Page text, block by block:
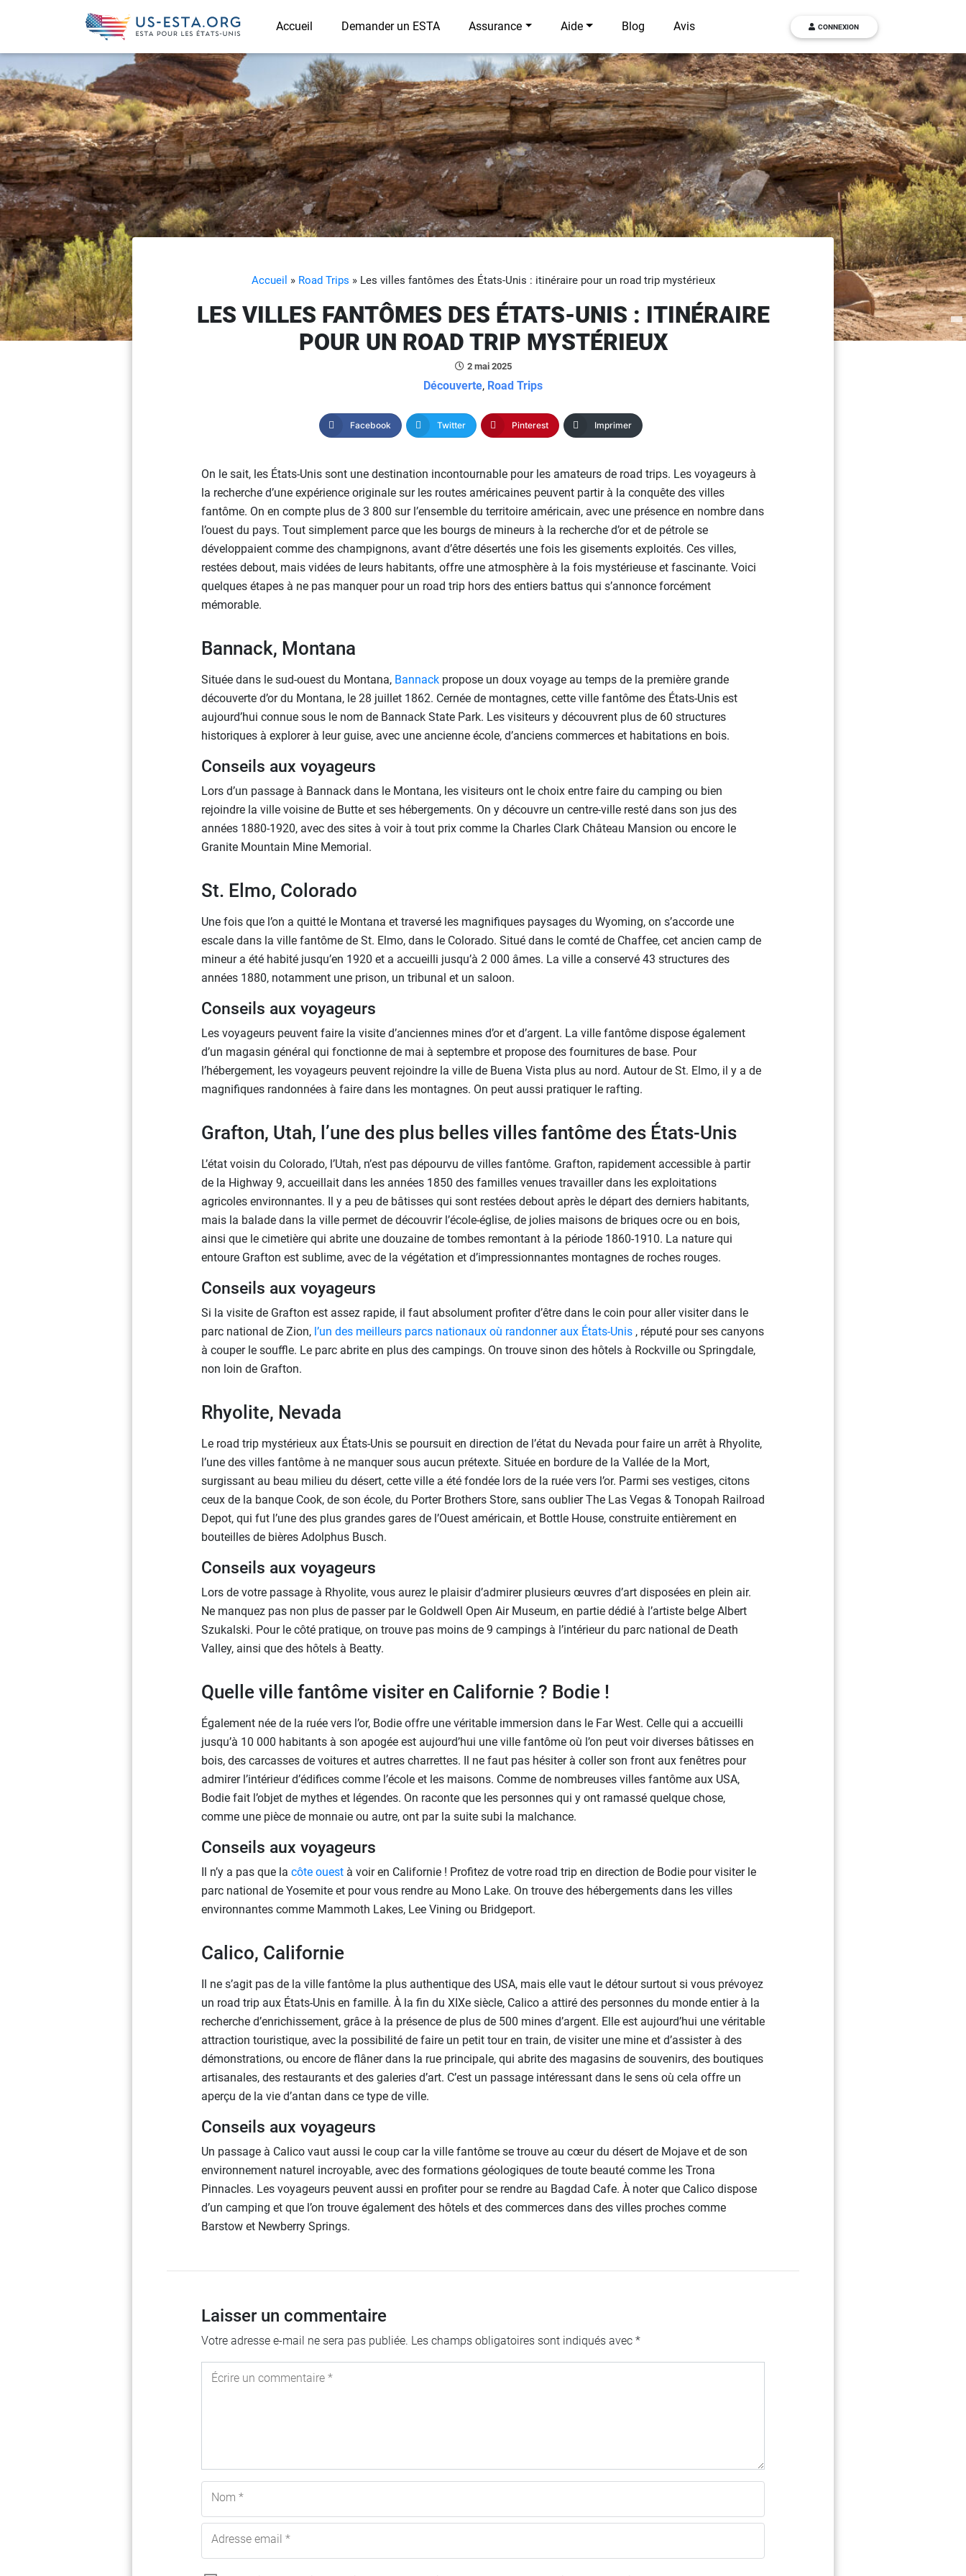
Accueil Demander un ESTA Assurance Aide Blog Avis CONNEXION
Accueil » Road Trips » Les villes fantômes des États-Unis : itinéraire pour un road trip mystérieux
LES VILLES FANTÔMES DES ÉTATS-UNIS : ITINÉRAIRE
POUR UN ROAD TRIP MYSTÉRIEUX
2 mai 2025
Découverte, Road Trips
Facebook Twitter Pinterest Imprimer
On le sait, les États-Unis sont une destination incontournable pour les amateurs de road trips. Les voyageurs à
la recherche d’une expérience originale sur les routes américaines peuvent partir à la conquête des villes
fantôme. On en compte plus de 3 800 sur l’ensemble du territoire américain, avec une présence en nombre dans
l’ouest du pays. Tout simplement parce que les bourgs de mineurs à la recherche d’or et de pétrole se
développaient comme des champignons, avant d’être désertés une fois les gisements exploités. Ces villes,
restées debout, mais vidées de leurs habitants, offre une atmosphère à la fois mystérieuse et fascinante. Voici
quelques étapes à ne pas manquer pour un road trip hors des entiers battus qui s’annonce forcément
mémorable.
Bannack, Montana
Située dans le sud-ouest du Montana, Bannackpropose un doux voyage au temps de la première grande
découverte d’or du Montana, le 28 juillet 1862. Cernée de montagnes, cette ville fantôme des États-Unis est
aujourd’hui connue sous le nom de Bannack State Park. Les visiteurs y découvrent plus de 60 structures
historiques à explorer à leur guise, avec une ancienne école, d’anciens commerces et habitations en bois.
Conseils aux voyageurs
Lors d’un passage à Bannack dans le Montana, les visiteurs ont le choix entre faire du camping ou bien
rejoindre la ville voisine de Butte et ses hébergements. On y découvre un centre-ville resté dans son jus des
années 1880-1920, avec des sites à voir à tout prix comme la Charles Clark Château Mansion ou encore le
Granite Mountain Mine Memorial.
St. Elmo, Colorado
Une fois que l’on a quitté le Montana et traversé les magnifiques paysages du Wyoming, on s’accorde une
escale dans la ville fantôme de St. Elmo, dans le Colorado. Situé dans le comté de Chaffee, cet ancien camp de
mineur a été habité jusqu’en 1920 et a accueilli jusqu’à 2 000 âmes. La ville a conservé 43 structures des
années 1880, notamment une prison, un tribunal et un saloon.
Conseils aux voyageurs
Les voyageurs peuvent faire la visite d’anciennes mines d’or et d’argent. La ville fantôme dispose également
d’un magasin général qui fonctionne de mai à septembre et propose des fournitures de base. Pour
l’hébergement, les voyageurs peuvent rejoindre la ville de Buena Vista plus au nord. Autour de St. Elmo, il y a de
magnifiques randonnées à faire dans les montagnes. On peut aussi pratiquer le rafting.
Grafton, Utah, l’une des plus belles villes fantôme des États-Unis
L’état voisin du Colorado, l’Utah, n’est pas dépourvu de villes fantôme. Grafton, rapidement accessible à partir
de la Highway 9, accueillait dans les années 1850 des familles venues travailler dans les exploitations
agricoles environnantes. Il y a peu de bâtisses qui sont restées debout après le départ des derniers habitants,
mais la balade dans la ville permet de découvrir l’école-église, de jolies maisons de briques ocre ou en bois,
ainsi que le cimetière qui abrite une douzaine de tombes remontant à la période 1860-1910. La nature qui
entoure Grafton est sublime, avec de la végétation et d’impressionnantes montagnes de roches rouges.
Conseils aux voyageurs
Si la visite de Grafton est assez rapide, il faut absolument profiter d’être dans le coin pour aller visiter dans le
parc national de Zion, l’un des meilleurs parcs nationaux où randonner aux États-Unis , réputé pour ses canyons
à couper le souffle. Le parc abrite en plus des campings. On trouve sinon des hôtels à Rockville ou Springdale,
non loin de Grafton.
Rhyolite, Nevada
Le road trip mystérieux aux États-Unis se poursuit en direction de l’état du Nevada pour faire un arrêt à Rhyolite,
l’une des villes fantôme à ne manquer sous aucun prétexte. Située en bordure de la Vallée de la Mort,
surgissant au beau milieu du désert, cette ville a été fondée lors de la ruée vers l’or. Parmi ses vestiges, citons
ceux de la banque Cook, de son école, du Porter Brothers Store, sans oublier The Las Vegas & Tonopah Railroad
Depot, qui fut l’une des plus grandes gares de l’Ouest américain, et Bottle House, construite entièrement en
bouteilles de bières Adolphus Busch.
Conseils aux voyageurs
Lors de votre passage à Rhyolite, vous aurez le plaisir d’admirer plusieurs œuvres d’art disposées en plein air.
Ne manquez pas non plus de passer par le Goldwell Open Air Museum, en partie dédié à l’artiste belge Albert
Szukalski. Pour le côté pratique, on trouve pas moins de 9 campings à l’intérieur du parc national de Death
Valley, ainsi que des hôtels à Beatty.
Quelle ville fantôme visiter en Californie ? Bodie !
Également née de la ruée vers l’or, Bodie offre une véritable immersion dans le Far West. Celle qui a accueilli
jusqu’à 10 000 habitants à son apogée est aujourd’hui une ville fantôme où l’on peut voir diverses bâtisses en
bois, des carcasses de voitures et autres charrettes. Il ne faut pas hésiter à coller son front aux fenêtres pour
admirer l’intérieur d’édifices comme l’école et les maisons. Comme de nombreuses villes fantôme aux USA,
Bodie fait l’objet de mythes et légendes. On raconte que les personnes qui y ont ramassé quelque chose,
comme une pièce de monnaie ou autre, ont par la suite subi la malchance.
Conseils aux voyageurs
Il n’y a pas que la côte ouestà voir en Californie ! Profitez de votre road trip en direction de Bodie pour visiter le
parc national de Yosemite et pour vous rendre au Mono Lake. On trouve des hébergements dans les villes
environnantes comme Mammoth Lakes, Lee Vining ou Bridgeport.
Calico, Californie
Il ne s’agit pas de la ville fantôme la plus authentique des USA, mais elle vaut le détour surtout si vous prévoyez
un road trip aux États-Unis en famille. À la fin du XIXe siècle, Calico a attiré des personnes du monde entier à la
recherche d’enrichissement, grâce à la présence de plus de 500 mines d’argent. Elle est aujourd’hui une véritable
attraction touristique, avec la possibilité de faire un petit tour en train, de visiter une mine et d’assister à des
démonstrations, ou encore de flâner dans la rue principale, qui abrite des magasins de souvenirs, des boutiques
artisanales, des restaurants et des galeries d’art. C’est un passage intéressant dans le sens où cela offre un
aperçu de la vie d’antan dans ce type de ville.
Conseils aux voyageurs
Un passage à Calico vaut aussi le coup car la ville fantôme se trouve au cœur du désert de Mojave et de son
environnement naturel incroyable, avec des formations géologiques de toute beauté comme les Trona
Pinnacles. Les voyageurs peuvent aussi en profiter pour se rendre au Bagdad Cafe. À noter que Calico dispose
d’un camping et que l’on trouve également des hôtels et des commerces dans des villes proches comme
Barstow et Newberry Springs.
Laisser un commentaire
Votre adresse e-mail ne sera pas publiée. Les champs obligatoires sont indiqués avec *
Écrire un commentaire *
Nom *
Adresse email *